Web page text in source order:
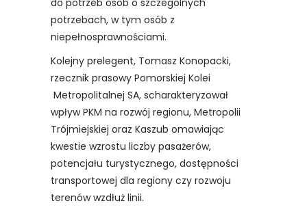
do potrzeb osób o szczególnych
potrzebach, w tym osób z
niepełnosprawnościami.
Kolejny prelegent, Tomasz Konopacki,
rzecznik prasowy Pomorskiej Kolei
Metropolitalnej SA, scharakteryzował
wpływ PKM na rozwój regionu, Metropolii
Trójmiejskiej oraz Kaszub omawiając
kwestie wzrostu liczby pasażerów,
potencjału turystycznego, dostępności
transportowej dla regiony czy rozwoju
terenów wzdłuż linii.